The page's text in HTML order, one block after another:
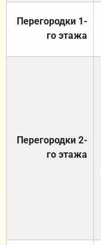
Перегородки 1-
го этажа
Перегородки 2-
го этажа